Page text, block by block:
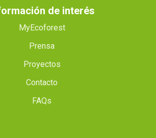
de interés
MyEcoforest
Prensa
Proyectos
Contacto
FAQs